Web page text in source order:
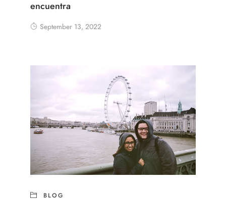
encuentra
September 13, 2022
BLOG